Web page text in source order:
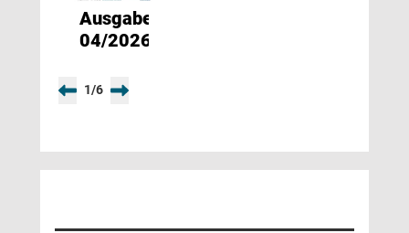
Ausgabe
04/2026
1/6